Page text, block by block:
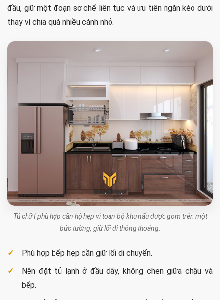
đầu, giữ một đoạn sơ chế liên tục và ưu tiên ngăn kéo dưới
thay vì chia quá nhiều cánh nhỏ.
Tủ chữ I phù hợp căn hộ hẹp vì toàn bộ khu nấu được gom trên một
bức tường, giữ lối đi thông thoáng.
Phù hợp bếp hẹp cần giữ lối di chuyển.
Nên đặt tủ lạnh ở đầu dãy, không chen giữa chậu và
bếp.